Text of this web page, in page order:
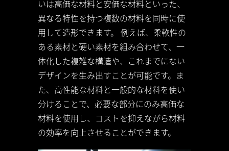
いは高価な材料と安価な材料といった、
異なる特性を持つ複数の材料を同時に使
用して造形できます。 例えば、柔軟性の
ある素材と硬い素材を組み合わせて、一
体化した複雑な構造や、これまでにない
デザインを生み出すことが可能です。ま
た、高性能な材料と一般的な材料を使い
分けることで、必要な部分にのみ高価な
材料を使用し、コストを抑えながら材料
の効率を向上させることができます。